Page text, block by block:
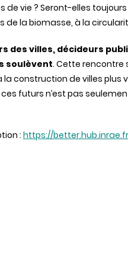
de vie ? Seront-elles
de la biomasse, à la
des villes, décideurs
soulèvent. Cette rencontre
construction de villes
futurs n’est pas
:https://